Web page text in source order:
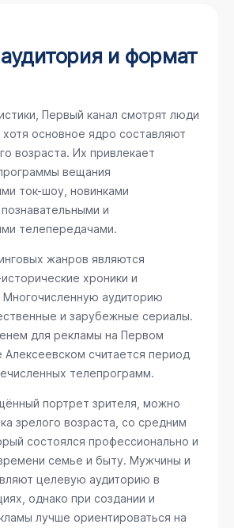
и формат
Первый канал смотрят люди
хотя основное ядро составляют
возраста. Их привлекает
вещания
ток-шоу, новинками
и
телепередачами.
жанров являются
хроники и
Многочисленную аудиторию
и зарубежные сериалы.
для рекламы на Первом
Алексеевском считается период
телепрограмм.
портрет зрителя, можно
зрелого возраста, со средним
состоялся профессионально и
семье и быту. Мужчины и
целевую аудиторию в
однако при создании и
лучше ориентироваться на